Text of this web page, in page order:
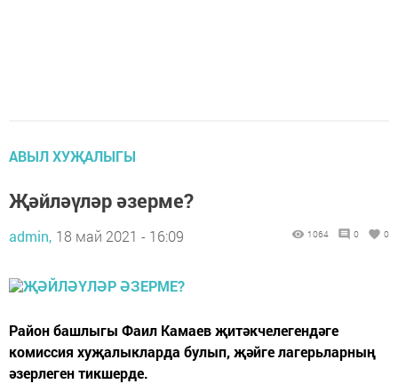
АВЫЛ ХУҖАЛЫГЫ
Җәйләүләр әзерме?
admin, 18 май 2021 - 16:09 1064 0 0
Район башлыгы Фаил Камаев җитәкчелегендәге
комиссия хуҗалыкларда булып, җәйге лагерьларның
әзерлеген тикшерде.